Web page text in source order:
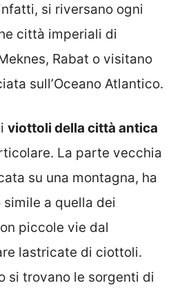
si riversano ogni
città imperiali di
Rabat o visitano
sull’Oceano Atlantico.
viottoli della città antica
La parte vecchia
su una montagna, ha
a quella dei
piccole vie dal
lastricate di ciottoli.
si trovano le sorgenti di